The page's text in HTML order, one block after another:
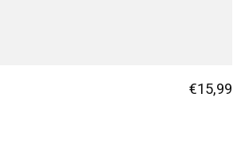
€15,99